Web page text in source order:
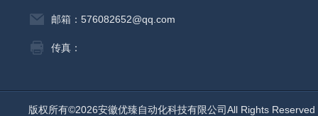
邮箱：576082652@qq.com
传真：
版权所有©2026安徽优臻自动化科技有限公司All Rights